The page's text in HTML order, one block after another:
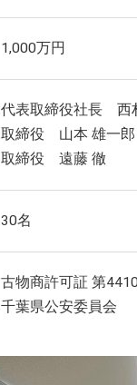
1,000万円
代表取締役社長 西
取締役 山本 雄一郎
取締役 遠藤 徹
30名
古物商許可証 第
千葉県公安委員会